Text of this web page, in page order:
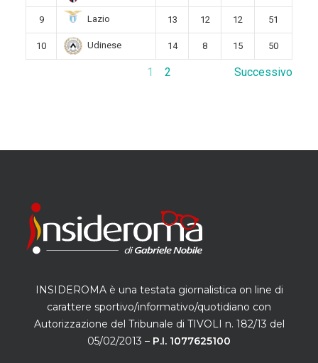
9 Lazio 13 12 12 51
10 Udinese 14 8 15 50
1 2 Successivo
INSIDEROMA è una testata giornalistica on line di
carattere sportivo/informativo/quotidiano con
Autorizzazione del Tribunale di TIVOLI n. 182/13 del
05/02/2013 – P.I. 1077625100